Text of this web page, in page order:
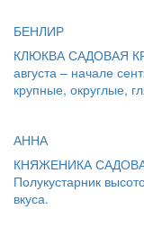
БЕНЛИР
КЛЮКВА САДОВАЯ
августа – начале
крупные, округлые,
АННА
КНЯЖЕНИКА САДОВАЯ
Полукустарник
вкуса.